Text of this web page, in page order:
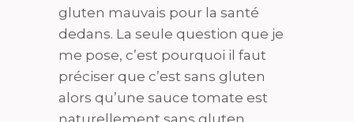
gluten mauvais pour la santé
dedans. La seule question que je
me pose, c’est pourquoi il faut
préciser que c’est sans gluten
alors qu’une sauce tomate est
naturellement sans gluten.